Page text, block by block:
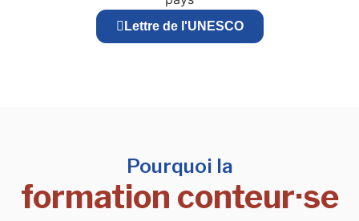
Lettre de l'UNESCO
Pourquoi la
formation conteur·se